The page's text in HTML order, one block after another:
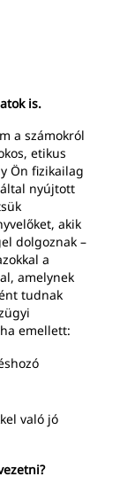
is.
a számokról
etikus
Ön fizikailag
nyújtott
akik
dolgoznak –
a
amelynek
tudnak
emellett:
való jó